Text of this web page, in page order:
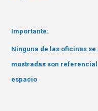
Importante:
Ninguna de las oficinas
mostradas son
espacio